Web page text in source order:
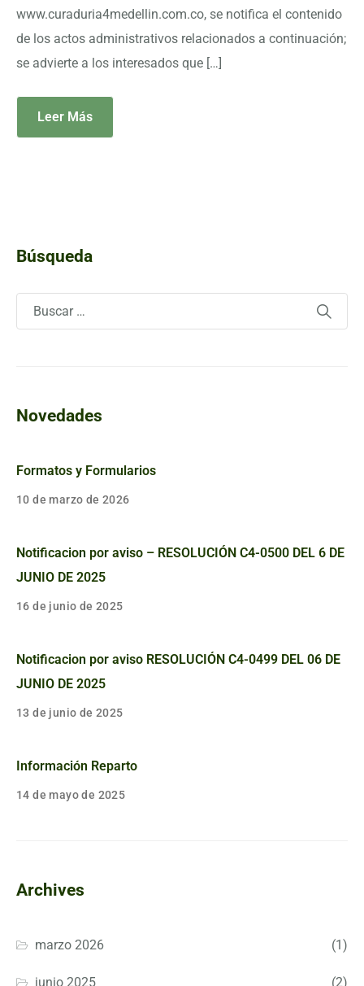
www.curaduria4medellin.com.co, se notifica el contenido
de los actos administrativos relacionados a continuación;
se advierte a los interesados que […]
Leer Más
Búsqueda
Novedades
Formatos y Formularios
10 de marzo de 2026
Notificacion por aviso – RESOLUCIÓN C4-0500 DEL 6 DE
JUNIO DE 2025
16 de junio de 2025
Notificacion por aviso RESOLUCIÓN C4-0499 DEL 06 DE
JUNIO DE 2025
13 de junio de 2025
Información Reparto
14 de mayo de 2025
Archives
marzo 2026 (1)
junio 2025 (2)